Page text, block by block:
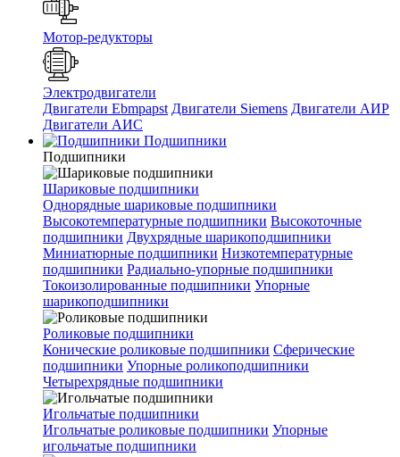
Мотор-редукторы
Электродвигатели
Двигатели Ebmpapst Двигатели Siemens Двигатели АИР
Двигатели АИС
Подшипники
Подшипники
Шариковые подшипники
Однорядные шариковые подшипники
Высокотемпературные подшипники Высокоточные
подшипники Двухрядные шарикоподшипники
Миниатюрные подшипники Низкотемпературные
подшипники Радиально-упорные подшипники
Токоизолированные подшипники Упорные
шарикоподшипники
Роликовые подшипники
Конические роликовые подшипники Сферические
подшипники Упорные роликоподшипники
Четырехрядные подшипники
Игольчатые подшипники
Игольчатые роликовые подшипники Упорные
игольчатые подшипники